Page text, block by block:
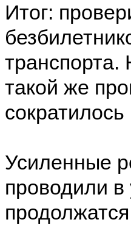
Итог:
такой же
сократилось
Усиленные
проводили